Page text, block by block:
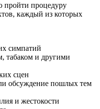
пройти процедуру
каждый из которых
симпатий
табаком и другими
сцен
обсуждение пошлых тем
и жестокости